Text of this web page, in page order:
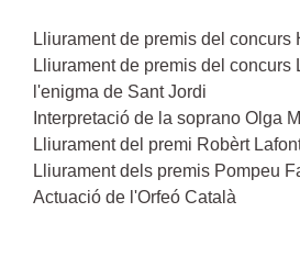
Lliurament de premis del concurs
Lliurament de premis del concurs
l'enigma de Sant Jordi
Interpretació de la soprano Olga
Lliurament del premi Robèrt
Lliurament dels premis Pompeu
Actuació de l'Orfeó Català